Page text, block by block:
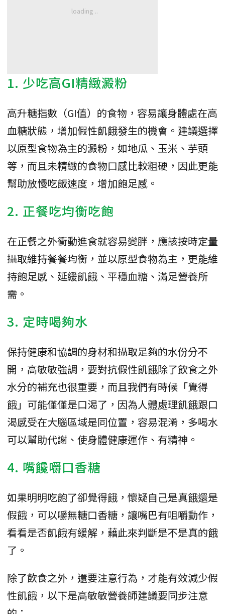
1. 少吃高GI精緻澱粉
高升糖指數（GI值）的食物，容易讓身體處在高
血糖狀態，增加假性飢餓發生的機會。建議選擇
以原型食物為主的澱粉，如地瓜、玉米、芋頭
等，而且未精緻的食物口感比較粗硬，因此更能
幫助放慢吃飯速度，增加飽足感。
2. 正餐吃均衡吃飽
在正餐之外衝動進食就容易變胖，應該按時定量
攝取維持餐餐均衡，並以原型食物為主，更能維
持飽足感、延緩飢餓、平穩血糖、滿足營養所
需。
3. 定時喝夠水
保持健康和協調的身材和攝取足夠的水份分不
開，高敏敏強調，要對抗假性飢餓除了飲食之外
水分的補充也很重要，而且我們有時候「覺得
餓」可能僅僅是口渴了，因為人體處理飢餓跟口
渴感受在大腦區域是同位置，容易混淆，多喝水
可以幫助代謝、使身體健康運作、有精神。
4. 嘴饞嚼口香糖
如果明明吃飽了卻覺得餓，懷疑自己是真餓還是
假餓，可以嚼無糖口香糖，讓嘴巴有咀嚼動作，
看看是否飢餓有緩解，藉此來判斷是不是真的餓
了。
除了飲食之外，還要注意行為，才能有效減少假
性飢餓，以下是高敏敏營養師建議要同步注意